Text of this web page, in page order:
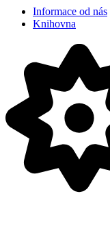
Informace od nás
Knihovna